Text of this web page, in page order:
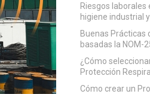
Riesgos laborales
higiene industrial
Buenas Prácticas
basadas la NOM-
¿Cómo
Protección
Cómo crear un